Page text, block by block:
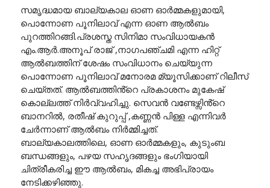
സമൃദ്ധമായ ബാല്യകാല ഓണ ഓർമ്മകളുമായി,
പൊന്നോണ പൂനിലാവ് എന്ന ഓണ ആൽബം
പുറത്തിറങ്ങി.പ്രശസ്ത സിനിമാ സംവിധായകൻ
എം.ആർ.അനൂപ് രാജ് ,നാഗപഞ്ചമി എന്ന ഹിറ്റ്
ആൽബത്തിന് ശേഷം സംവിധാനം ചെയ്യുന്ന
പൊന്നോണ പൂനിലാവ് മനോരമ മ്യൂസിക്കാണ് റിലീസ്
ചെയ്തത്. ആൽബത്തിൻ്റെ പ്രകാശനം മുകേഷ്
കൊല്ലത്ത് നിർവ്വഹിച്ചു. സെവൻ വണ്ടേഴ്സിൻ്റെ
ബാനറിൽ, രതീഷ് കുറുപ്പ് ,കണ്ണൻ പിള്ള എന്നിവർ
ചേർന്നാണ് ആൽബം നിർമ്മിച്ചത്.
ബാല്യകാലത്തിലെ, ഓണ ഓർമ്മകളും, കുടുംബ
ബന്ധങ്ങളും, പഴയ സഹൃദങ്ങളും ഭംഗിയായി
ചിത്രീകരിച്ച ഈ ആൽബം, മികച്ച അഭിപ്രായം
നേടിക്കഴിഞ്ഞു.